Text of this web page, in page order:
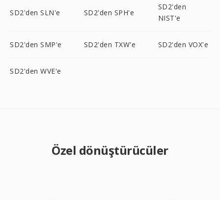
SD2'den SLN'e SD2'den SPH'e
SD2'den
NIST'e
SD2'den SMP'e SD2'den TXW'e SD2'den VOX'e
SD2'den WVE'e
Özel dönüştürücüler